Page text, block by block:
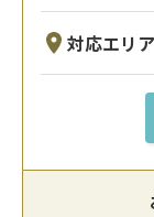
対応エリア